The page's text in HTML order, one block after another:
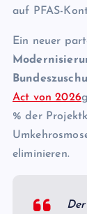
auf PFAS-
Ein neuer
Act von 2026
% der
eliminieren.